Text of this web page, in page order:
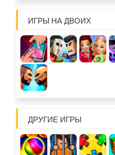
ИГРЫ НА ДВОИХ
ДРУГИЕ ИГРЫ